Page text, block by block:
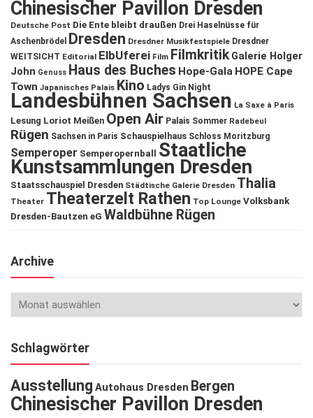
Chinesischer Pavillon Dresden
Deutsche Post Die Ente bleibt draußen Drei Haselnüsse für
Aschenbrödel
Dresden Dresdner Musikfestspiele Dresdner
WEITSICHT Editorial ElbUferei Film Filmkritik Galerie Holger
John Genuss Haus des Buches Hope-Gala HOPE Cape
Town Japanisches Palais Kino Ladys Gin Night
Landesbühnen Sachsen La Saxe à Paris
Lesung Loriot Meißen Open Air Palais Sommer Radebeul
Rügen Sachsen in Paris Schauspielhaus Schloss Moritzburg
Semperoper Semperopernball Staatliche
Kunstsammlungen Dresden
Staatsschauspiel Dresden Städtische Galerie Dresden Thalia
Theater Theaterzelt Rathen Top Lounge Volksbank
Dresden-Bautzen eG Waldbühne Rügen
Archive
Schlagwörter
Ausstellung Autohaus Dresden Bergen
Chinesischer Pavillon Dresden